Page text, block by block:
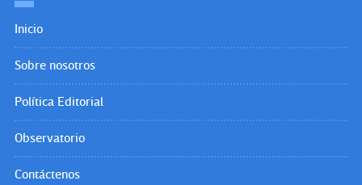
Inicio
Sobre nosotros
Política Editorial
Observatorio
Contáctenos